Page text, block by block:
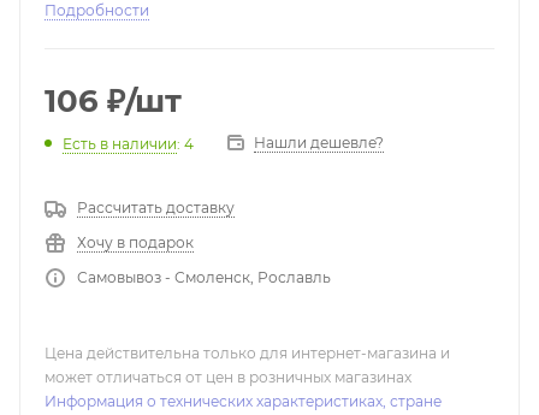
Подробности
106 ₽/шт
Есть в наличии: 4 Нашли дешевле?
Рассчитать доставку
Хочу в подарок
Самовывоз - Смоленск, Рославль
Цена действительна только для интернет-магазина и
может отличаться от цен в розничных магазинах
Информация о технических характеристиках, стране